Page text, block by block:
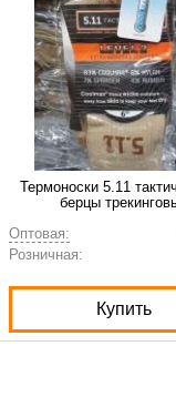
Термоноски 5.11
берцы
Оптовая:
Розничная:
Купить